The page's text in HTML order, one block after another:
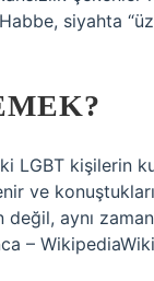
siyahta
LGBT kişilerin
ve
değil, aynı
–